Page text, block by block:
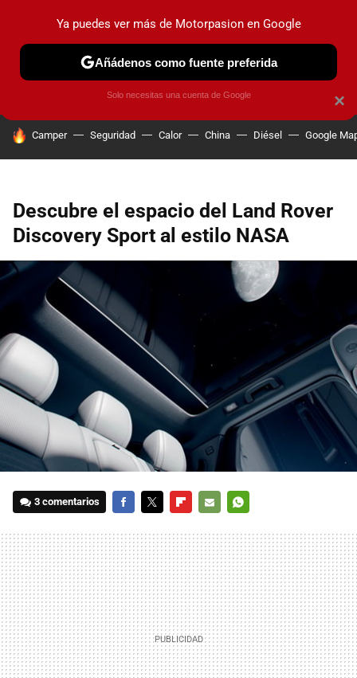
PRUEBAS COCHES ELÉCTRICOS OBSERVATORIO
HOY SE HABLA DE
Camper Seguridad Calor China Diésel Google
Descubre el espacio del Land Rover
Discovery Sport al estilo NASA
3 comentarios
MAIL
×
Ya puedes ver más de Motorpasion en Google
Añádenos como fuente preferida
Solo necesitas una cuenta de Google